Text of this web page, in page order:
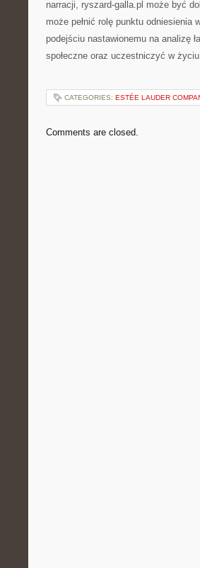
narracji, ryszard-galla.pl może być
może pełnić rolę punktu odniesienia
podejściu nastawionemu na analizę
społeczne oraz uczestniczyć w
CATEGORIES: ESTÉE LAUDER
Comments are closed.